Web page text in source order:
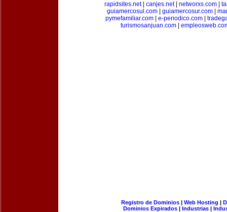
rapidsites.net| canjes.net| networxs.com|
guiamercosul.com| guiamercosur.com|
pymefamiliar.com| e-periodico.com|
turismosanjuan.com|
Registro de Dominios| Web Hosting |
Dominios Expirados | Industrias |